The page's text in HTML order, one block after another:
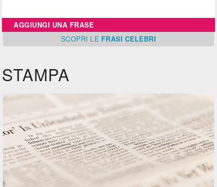
AGGIUNGI UNA FRASE
SCOPRI LE FRASI CELEBRI
STAMPA